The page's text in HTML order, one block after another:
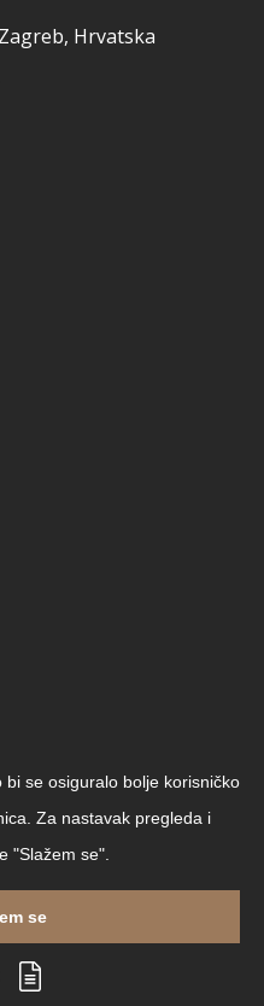
Hrvatska
se osiguralo bolje korisničko
Za nastavak pregleda i
"Slažem se".
se